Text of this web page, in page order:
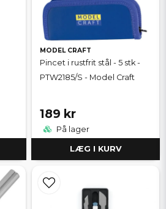
MODEL CRAFT
Pincet i rustfrit stål - 5 stk -
PTW2185/S - Model Craft
189 kr
På lager
LÆG I KURV